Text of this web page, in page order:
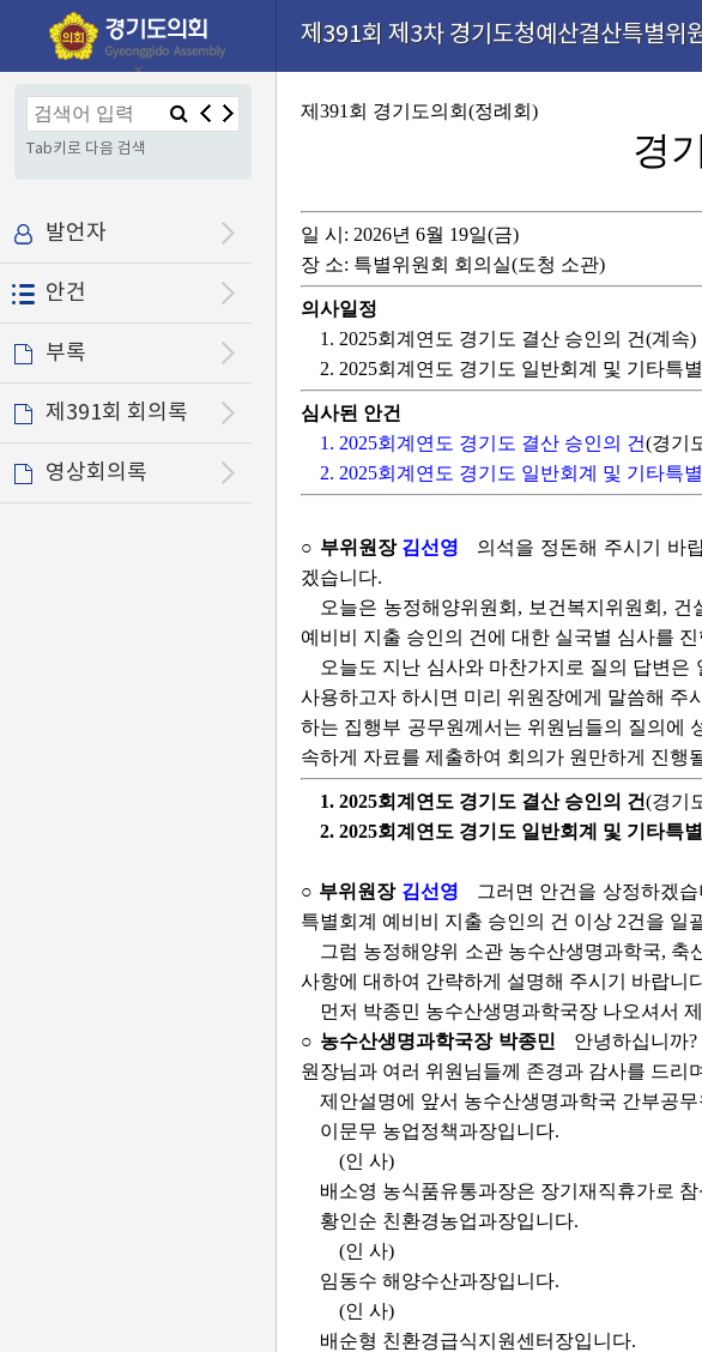
본문으로 바로가기
기능메뉴 메뉴 바로가기
설정메뉴 메뉴 바로가기
제391회 제3차 경기도청예산결산특별위
×
Tab키로 다음 검색
발언자
안건
부록
제391회 회의록
영상회의록
제391회 경기도의회(정례회)
경
일 시: 2026년 6월 19일(금)
장 소: 특별위원회 회의실(도청 소관)
의사일정
1. 2025회계연도 경기도 결산 승인의 건(계속)
2. 2025회계연도 경기도 일반회계 및 기타특
심사된 안건
1. 2025회계연도 경기도 결산 승인의 건(경기
2. 2025회계연도 경기도 일반회계 및 기타특
○ 부위원장 김선영
의석을 정돈해 주시기 바
겠습니다.
오늘은 농정해양위원회, 보건복지위원회,
예비비 지출 승인의 건에 대한 실국별 심사를
오늘도 지난 심사와 마찬가지로 질의 답변은
사용하고자 하시면 미리 위원장에게 말씀해 주
하는 집행부 공무원께서는 위원님들의 질의에
속하게 자료를 제출하여 회의가 원만하게 진행
1. 2025회계연도 경기도 결산 승인의 건(경기
2. 2025회계연도 경기도 일반회계 및 기타특
○ 부위원장 김선영
그러면 안건을 상정하겠
특별회계 예비비 지출 승인의 건 이상 2건을 일
그럼 농정해양위 소관 농수산생명과학국,
사항에 대하여 간략하게 설명해 주시기 바랍니
먼저 박종민 농수산생명과학국장 나오셔서
○ 농수산생명과학국장 박종민
안녕하십니까
원장님과 여러 위원님들께 존경과 감사를 드리
제안설명에 앞서 농수산생명과학국 간부공
이문무 농업정책과장입니다.
(인 사)
배소영 농식품유통과장은 장기재직휴가로
황인순 친환경농업과장입니다.
(인 사)
임동수 해양수산과장입니다.
(인 사)
배순형 친환경급식지원센터장입니다.